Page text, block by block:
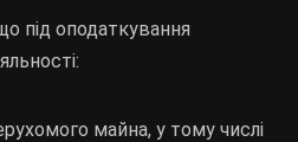
під оподаткування
майна, у тому числі